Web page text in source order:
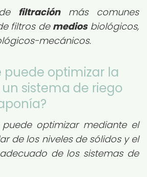
filtraciónmás comunes
filtros demediosbiológicos,
mecánicos.
puede optimizar la
sistema de riego
optimizar mediante el
de los niveles de sólidos y el
de los sistemas de